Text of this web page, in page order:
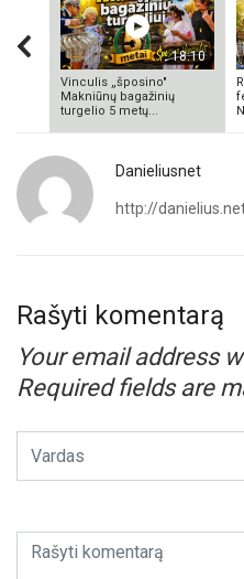
18:10
Vinculis „šposino"
Makniūnų bagažinių
turgelio 5 metų...
Danieliusnet
http://
Rašyti komentarą
Your email address
Required fields are